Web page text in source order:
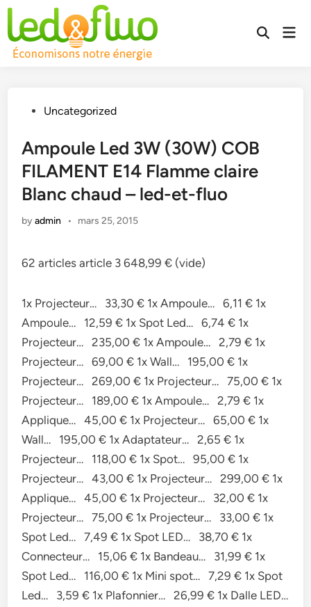
Skip
content
Open
PostedUncategorized
Ampoule Led 3W (30W) COB
FILAMENT E14 Flamme claire
Blanc chaud – led-et-fluo
byadmin • mars 25, 2015
62 articles article 3 648,99 € (vide)
1x Projecteur… 33,30 € 1x Ampoule… 6,11 € 1x
Ampoule… 12,59 € 1x Spot Led… 6,74 € 1x
Projecteur… 235,00 € 1x Ampoule… 2,79 € 1x
Projecteur… 69,00 € 1x Wall… 195,00 € 1x
Projecteur… 269,00 € 1x Projecteur… 75,00 € 1x
Projecteur… 189,00 € 1x Ampoule… 2,79 € 1x
Applique… 45,00 € 1x Projecteur… 65,00 € 1x
Wall… 195,00 € 1x Adaptateur… 2,65 € 1x
Projecteur… 118,00 € 1x Spot… 95,00 € 1x
Projecteur… 43,00 € 1x Projecteur… 299,00 € 1x
Applique… 45,00 € 1x Projecteur… 32,00 € 1x
Projecteur… 75,00 € 1x Projecteur… 33,00 € 1x
Spot Led… 7,49 € 1x Spot LED… 38,70 € 1x
Connecteur… 15,06 € 1x Bandeau… 31,99 € 1x
Spot Led… 116,00 € 1x Mini spot… 7,29 € 1x Spot
Led… 3,59 € 1x Plafonnier… 26,99 € 1x Dalle LED…